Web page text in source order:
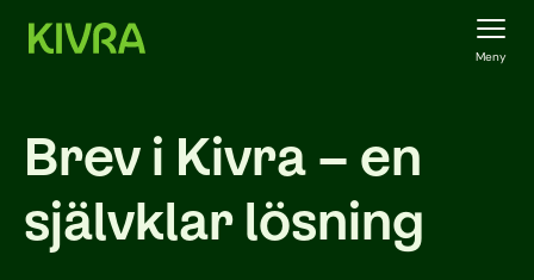
Meny
Brev i Kivra – en
självklar lösning